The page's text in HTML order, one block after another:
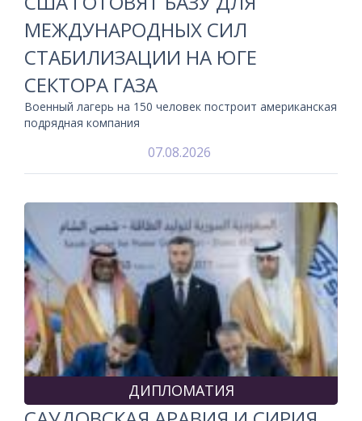
МЕЖДУНАРОДНЫХ СИЛ
СТАБИЛИЗАЦИИ НА ЮГЕ
СЕКТОРА ГАЗА
Военный лагерь на 150 человек построит американская
подрядная компания
07.08.2026
ДИПЛОМАТИЯ